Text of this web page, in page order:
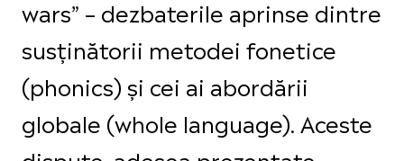
wars” – dezbaterile aprinse dintre
susținătorii metodei fonetice
(phonics) și cei ai abordării
globale (whole language). Aceste